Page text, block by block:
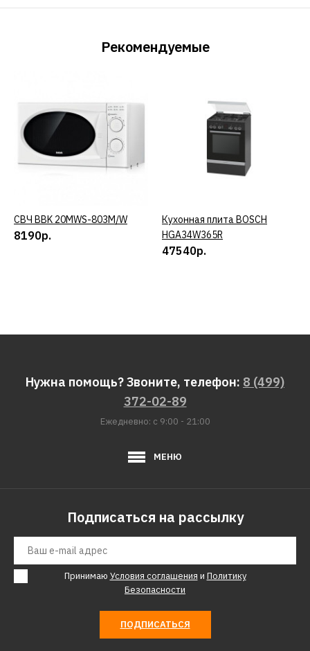
Рекомендуемые
КУПИТЬ
СВЧ BBK 20MWS-803M/W
8190р.
КУПИТЬ
Кухонная плита BOSCH
HGA34W365R
47540р.
Нужна помощь? Звоните, телефон: 8 (499)
372-02-89
Ежедневно: с 9:00 - 21:00
МЕНЮ
Подписаться на рассылку
Принимаю Условия соглашения и Политику
Безопасности
ПОДПИСАТЬСЯ